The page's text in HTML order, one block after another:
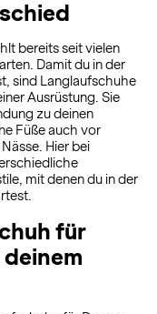
bereits seit vielen
Damit du in der
sind Langlaufschuhe
Ausrüstung. Sie
zu deinen
Füße auch vor
Hier bei
mit denen du in der
für